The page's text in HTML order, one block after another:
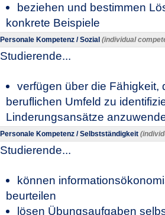
beziehen und bestimmen
konkrete Beispiele
Personale Kompetenz / Sozial (individual
Studierende...
verfügen über die Fähigkeit,
beruflichen Umfeld zu
Linderungsansätze
Personale Kompetenz / Selbstständigkeit
Studierende...
können
beurteilen
lösen Übungsaufgaben